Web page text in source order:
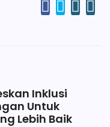
Inklusi
Untuk
Lebih Baik